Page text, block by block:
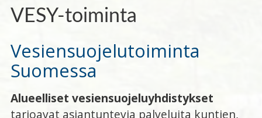
here:
VESY-toiminta
Vesiensuojelutoiminta
Suomessa
Alueelliset vesiensuojeluyhdistykset
tarjoavat asiantuntevia palveluita kuntien,